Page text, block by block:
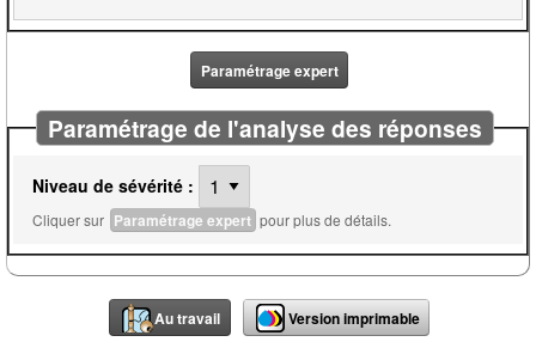
Paramétrage expert
Paramétrage de l'analyse des réponses
Niveau de sévérité :
Cliquer sur Paramétrage expert pour plus de détails.
Au travail Version imprimable